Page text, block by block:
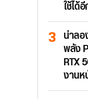
ใช้ได้
น่าลอ
พลัง
RTX
งานห